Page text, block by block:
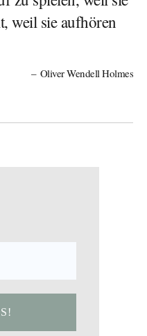
weil sie aufhören
Oliver Wendell Holmes